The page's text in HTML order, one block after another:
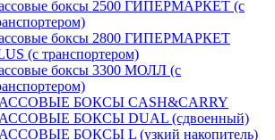
боксы 2500 ГИПЕРМАРКЕТ (с
боксы 2800 ГИПЕРМАРКЕТ
(с транспортером)
боксы 3300 МОЛЛ (с
БОКСЫ CASH&CARRY
БОКСЫ DUAL (сдвоенный)
БОКСЫ L (узкий накопитель)